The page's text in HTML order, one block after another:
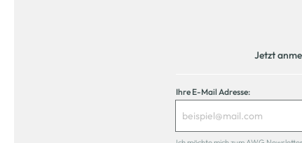
Jetzt
Ihre E-Mail Adresse: